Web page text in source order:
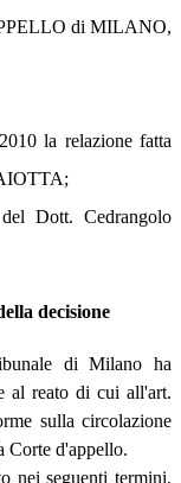
di MILANO,
la relazione fatta
Dott. Cedrangolo
decisione
di Milano ha
al reato di cui all'art.
sulla circolazione
Corte d'appello.
nei seguenti termini.